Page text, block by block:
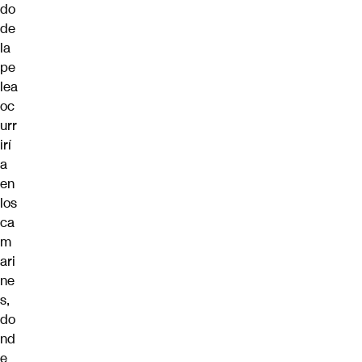
do
de
la
pe
lea
oc
urr
irí
a
en
los
ca
m
ari
ne
s,
do
nd